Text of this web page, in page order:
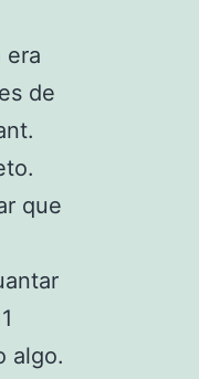
era
de
que
algo.